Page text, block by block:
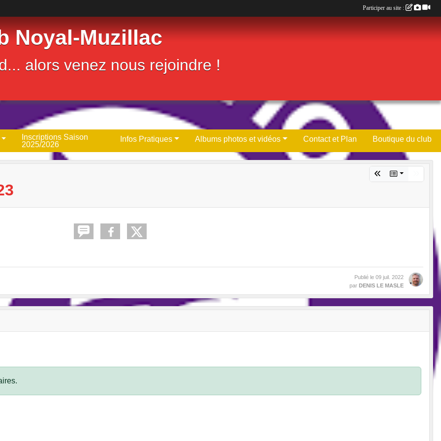
Noyal-Muzillac
alors venez nous rejoindre !
Inscriptions Saison
2025/2026
Infos Pratiques Albums photos et vidéos Contact et Plan Boutique du club
Publié le 09 juil. 2022
par DENIS LE MASLE
Participer au site :